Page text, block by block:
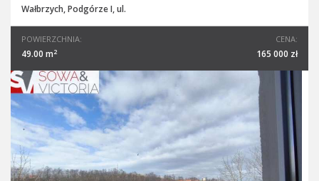
Wałbrzych, Podgórze I, ul.
POWIERZCHNIA:
49.00 m2
CENA:
165 000 zł